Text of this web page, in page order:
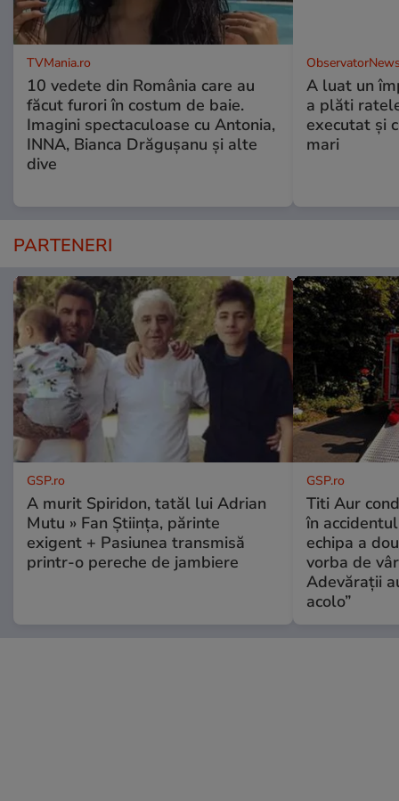
TVMania.ro
10 vedete din România care au
făcut furori în costum de baie.
Imagini spectaculoase cu Antonia,
INNA, Bianca Drăgușanu și alte
dive
A luat un
a plăti
executat şi
mari
PARTENERI
GSP.ro
A murit Spiridon, tatăl lui Adrian
Mutu » Fan Știința, părinte
exigent + Pasiunea transmisă
printr-o pereche de jambiere
GSP.ro
Titi Aur
în
echipa a
vorba de
Adevărații
acolo”